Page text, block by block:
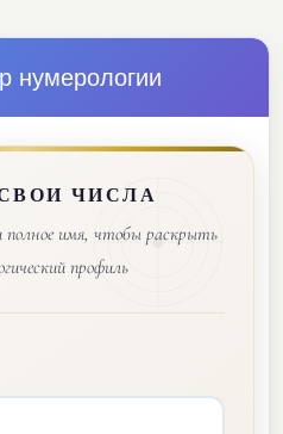
нумерологии
ЧИСЛА
имя, чтобы раскрыть
профиль